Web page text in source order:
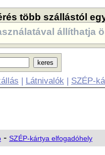
több szállástól
állíthatja
| Látnivalók | SZÉP-
- SZÉP-kártya elfogadóhely